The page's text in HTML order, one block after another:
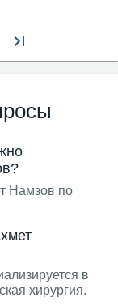
Намзов по
в
хирургия.